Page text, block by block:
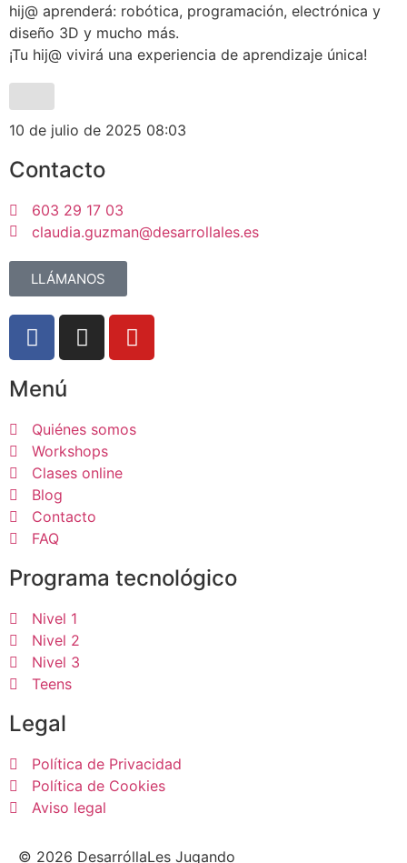
hij@ aprenderá: robótica, programación, electrónica y
diseño 3D y mucho más.
¡Tu hij@ vivirá una experiencia de aprendizaje única!
10 de julio de 2025 08:03
Contacto
603 29 17 03
claudia.guzman@desarrollales.es
LLÁMANOS
Menú
Quiénes somos
Workshops
Clases online
Blog
Contacto
FAQ
Programa tecnológico
Nivel 1
Nivel 2
Nivel 3
Teens
Legal
Política de Privacidad
Política de Cookies
Aviso legal
© 2026 DesarróllaLes Jugando